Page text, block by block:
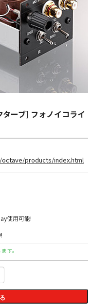
ーブ] フォノイコライ
products/index.html
使用可能!
す。